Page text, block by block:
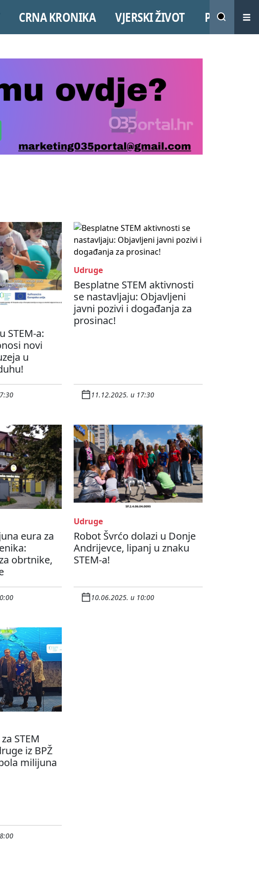
CRNA KRONIKA VJERSKI ŽIVOT PROMO
STEM-a:
novi
u
Udruge
Besplatne STEM aktivnosti
se nastavljaju: Objavljeni
javni pozivi i događanja za
prosinac!
11.12.2025. u 17:30
eura za
obrtnike,
Udruge
Robot Švrćo dolazi u Donje
Andrijevce, lipanj u znaku
STEM-a!
10.06.2025. u 10:00
STEM
iz BPŽ
milijuna